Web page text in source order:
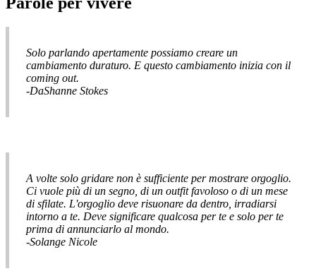
Solo parlando apertamente possiamo creare un
cambiamento duraturo. E questo cambiamento inizia con il
coming out.
-DaShanne Stokes
A volte solo gridare non è sufficiente per mostrare orgoglio.
Ci vuole più di un segno, di un outfit favoloso o di un mese
di sfilate. L'orgoglio deve risuonare da dentro, irradiarsi
intorno a te. Deve significare qualcosa per te e solo per te
prima di annunciarlo al mondo.
-Solange Nicole